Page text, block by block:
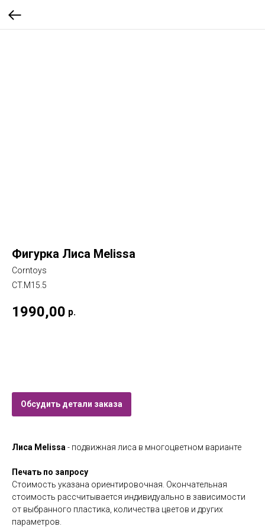
Фигурка Лиса Melissa
Corntoys
CT.M15.5
1990,00 р.
Обсудить детали заказа
Лиса Melissa - подвижная лиса в многоцветном варианте
Печать по запросу
Стоимость указана ориентировочная. Окончательная
стоимость рассчитывается индивидуально в зависимости
от выбранного пластика, количества цветов и других
параметров.